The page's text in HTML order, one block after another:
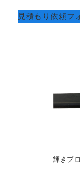
見積もり依頼フ
輝きプ